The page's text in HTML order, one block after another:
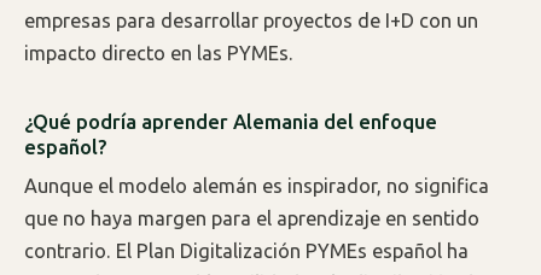
empresas para desarrollar proyectos de I+D con un
impacto directo en las PYMEs.
¿Qué podría aprender Alemania del enfoque
español?
Aunque el modelo alemán es inspirador, no significa
que no haya margen para el aprendizaje en sentido
contrario. El Plan Digitalización PYMEs español ha